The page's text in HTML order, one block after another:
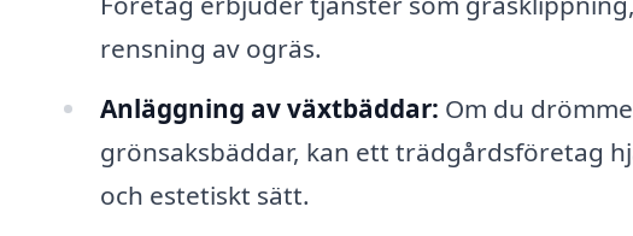
rensning av ogräs.
Anläggning av växtbäddar: Om du
grönsaksbäddar, kan ett trädgårdsföretag
och estetiskt sätt.